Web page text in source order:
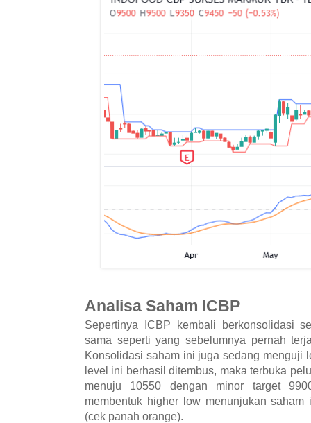
Analisa Saham ICBP
Sepertinya ICBP kembali berkonsolidasi
sama seperti yang sebelumnya pernah
Konsolidasi saham ini juga sedang menguji
level ini berhasil ditembus, maka terbuka
menuju 10550 dengan minor target
membentuk higher low menunjukan
(cek panah orange).